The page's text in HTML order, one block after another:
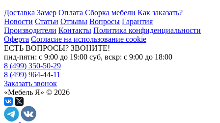
Доставка Замер Оплата Сборка мебели Как заказать?
Новости Статьи Отзывы Вопросы Гарантия
Производители Контакты Политика конфиденциальности
Оферта Согласие на использование cookie
ЕСТЬ ВОПРОСЫ? ЗВОНИТЕ!
пнд-пятн: с 9:00 до 19:00 суб, вскр: с 9:00 до 18:00
8 (499) 350-50-29
8 (499) 964-44-11
Заказать звонок
«Мебель Я» © 2026